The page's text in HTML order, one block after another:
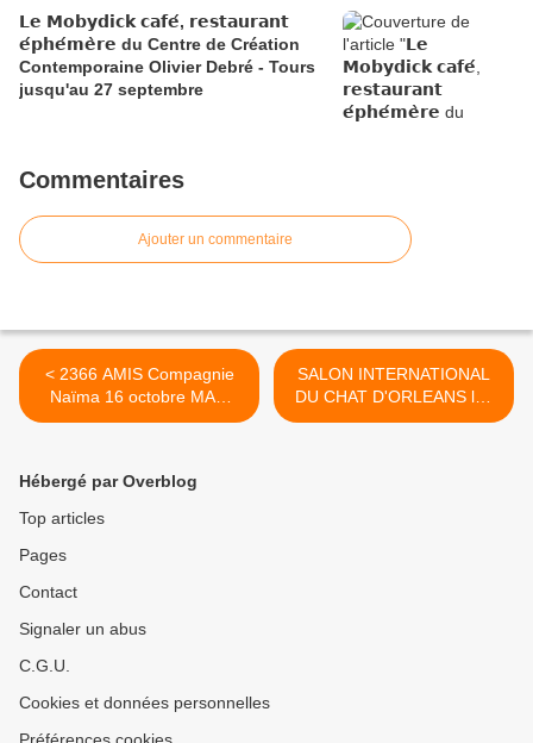
𝗟𝗲 𝗠𝗼𝗯𝘆𝗱𝗶𝗰𝗸 𝗰𝗮𝗳𝗲́, 𝗿𝗲𝘀𝘁𝗮𝘂𝗿𝗮𝗻𝘁
𝗲́𝗽𝗵𝗲́𝗺𝗲̀𝗿𝗲 du Centre de Création
Contemporaine Olivier Debré - Tours
jusqu'au 27 septembre
Commentaires
Ajouter un commentaire
< 2366 AMIS Compagnie
Naïma 16 octobre MAM
Maison...
SALON INTERNATIONAL
DU CHAT D'ORLEANS les
29 et 30 octobre au PARC
Hébergé par Overblog
Top articles
Pages
Contact
Signaler un abus
C.G.U.
Cookies et données personnelles